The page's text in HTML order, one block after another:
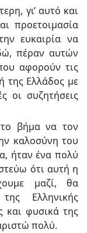
γι’ αυτό και
προετοιμασία
ευκαιρία να
πέραν αυτών
αφορούν τις
της Ελλάδος με
οι συζητήσεις
βήμα να τον
καλοσύνη του
ήταν ένα πολύ
ότι αυτή η
μαζί, θα
Ελληνικής
και φυσικά της
πολύ.